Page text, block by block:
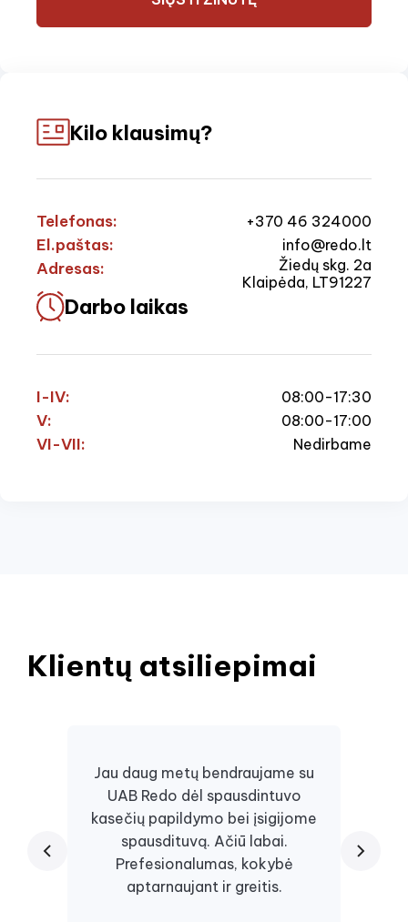
Kilo klausimų?
Telefonas: +370 46 324000
El.paštas: info@redo.lt
Adresas:
Žiedų skg. 2a
Klaipėda, LT91227
Darbo laikas
I-IV: 08:00-17:30
V: 08:00-17:00
VI-VII: Nedirbame
Klientų atsiliepimai
Jau daug metų bendraujame su
UAB Redo dėl spausdintuvo
kasečių papildymo bei įsigijome
spausdituvą. Ačiū labai.
Prefesionalumas, kokybė
aptarnaujant ir greitis.